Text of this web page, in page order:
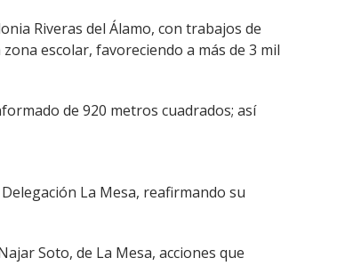
Riveras del Álamo, con trabajos de
escolar, favoreciendo a más de 3 mil
de 920 metros cuadrados; así
La Mesa, reafirmando su
Soto, de La Mesa, acciones que